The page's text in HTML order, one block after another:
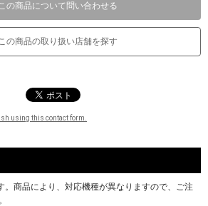
の商品について問い合わせる
の商品の取り扱い店舗を探す
using this contact form.
。商品により、対応機種が異なりますので、ご注